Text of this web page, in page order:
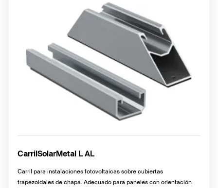
CarrilSolarMetal L AL
Carril para instalaciones fotovoltaicas sobre cubiertas
trapezoidales de chapa. Adecuado para paneles con orientación